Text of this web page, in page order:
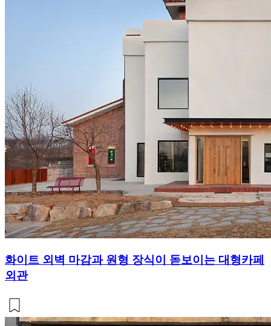
화이트 외벽 마감과 원형 장식이 돋보이는 대형카페
외관